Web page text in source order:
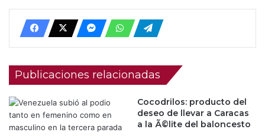
Publicaciones relacionadas
Cocodrilos: producto del
deseo de llevar a Caracas
a la Ã©lite del baloncesto